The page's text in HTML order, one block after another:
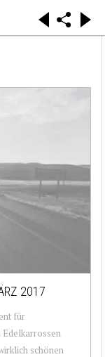
2017
für
Edelkarrossen
schönen